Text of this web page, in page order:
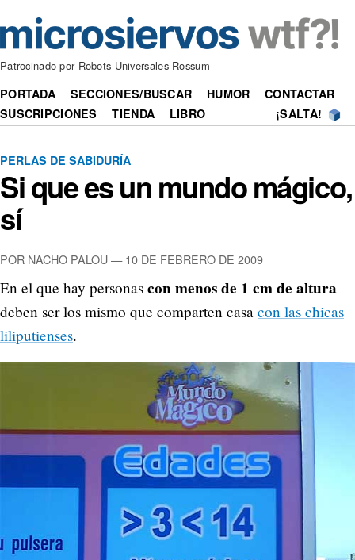
Patrocinado por Robots Universales Rossum
PORTADA SECCIONES/BUSCAR HUMOR
CONTACTAR
SUSCRIPCIONES
TIENDA LIBRO ¡SALTA!
PERLAS DE SABIDURÍA
Si que es un mundo mágico,
sí
POR NACHO PALOU —10 DE FEBRERO DE 2009
En el que hay personas con menos de 1 cm de altura –
deben ser los mismo que comparten casa con las chicas
liliputienses.